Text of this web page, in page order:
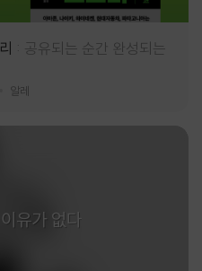
공유되는 순간 완성되는
알레
유가 없다